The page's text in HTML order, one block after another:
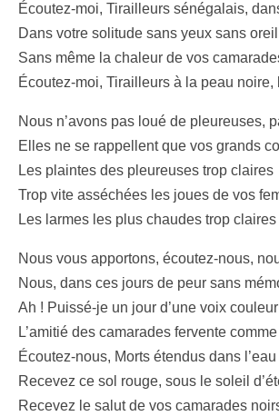
Écoutez-moi, Tirailleurs sénégalais,
Dans votre solitude sans yeux sans
Sans même la chaleur de vos
Écoutez-moi, Tirailleurs à la peau
Nous n’avons pas loué de pleureuses,
Elles ne se rappellent que vos grands
Les plaintes des pleureuses trop claires
Trop vite asséchées les joues de vos
Les larmes les plus chaudes trop
Nous vous apportons, écoutez-nous,
Nous, dans ces jours de peur sans
Ah ! Puissé-je un jour d’une voix
L’amitié des camarades fervente
Écoutez-nous, Morts étendus dans
Recevez ce sol rouge, sous le soleil
Recevez le salut de vos camarades